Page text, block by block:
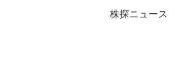
株探ニュース